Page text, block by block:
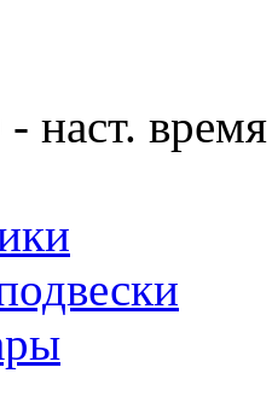
наст. время